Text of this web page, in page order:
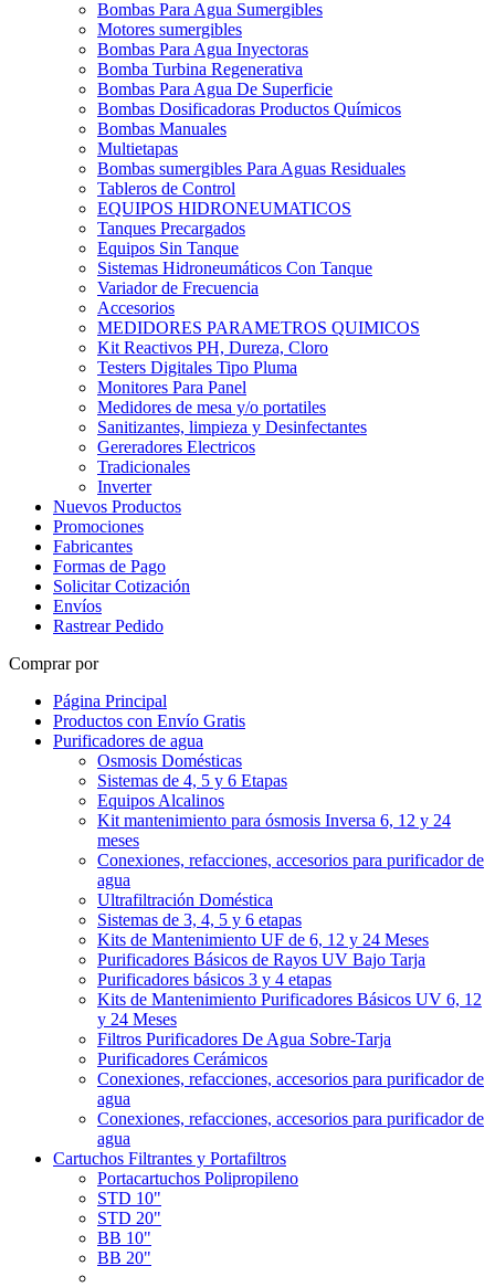
Bombas Para Agua Sumergibles
Motores sumergibles
Bombas Para Agua Inyectoras
Bomba Turbina Regenerativa
Bombas Para Agua De Superficie
Bombas Dosificadoras Productos Químicos
Bombas Manuales
Multietapas
Bombas sumergibles Para Aguas Residuales
Tableros de Control
EQUIPOS HIDRONEUMATICOS
Tanques Precargados
Equipos Sin Tanque
Sistemas Hidroneumáticos Con Tanque
Variador de Frecuencia
Accesorios
MEDIDORES PARAMETROS QUIMICOS
Kit Reactivos PH, Dureza, Cloro
Testers Digitales Tipo Pluma
Monitores Para Panel
Medidores de mesa y/o portatiles
Sanitizantes, limpieza y Desinfectantes
Gereradores Electricos
Tradicionales
Inverter
Nuevos Productos
Promociones
Fabricantes
Formas de Pago
Solicitar Cotización
Envíos
Rastrear Pedido
Comprar por
Página Principal
Productos con Envío Gratis
Purificadores de agua
Osmosis Domésticas
Sistemas de 4, 5 y 6 Etapas
Equipos Alcalinos
Kit mantenimiento para ósmosis Inversa 6, 12 y 24
meses
Conexiones, refacciones, accesorios para purificador de
agua
Ultrafiltración Doméstica
Sistemas de 3, 4, 5 y 6 etapas
Kits de Mantenimiento UF de 6, 12 y 24 Meses
Purificadores Básicos de Rayos UV Bajo Tarja
Purificadores básicos 3 y 4 etapas
Kits de Mantenimiento Purificadores Básicos UV 6, 12
y 24 Meses
Filtros Purificadores De Agua Sobre-Tarja
Purificadores Cerámicos
Conexiones, refacciones, accesorios para purificador de
agua
Conexiones, refacciones, accesorios para purificador de
agua
Cartuchos Filtrantes y Portafiltros
Portacartuchos Polipropileno
STD 10"
STD 20"
BB 10"
BB 20"